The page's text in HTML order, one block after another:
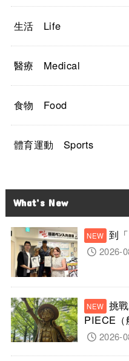
生活 Life
醫療 Medical
食物 Food
體育運動 Sports
What’s New
到
2026-
挑
PIECE（
2026-